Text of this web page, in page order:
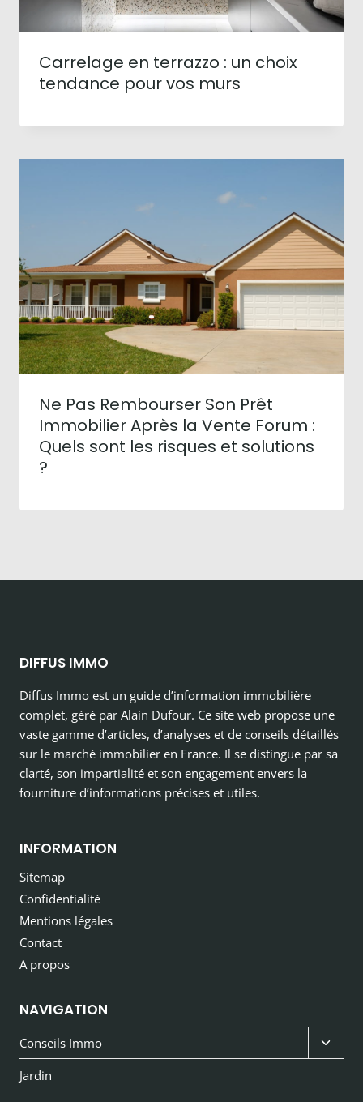
Carrelage en terrazzo : un choix
tendance pour vos murs
Ne Pas Rembourser Son Prêt
Immobilier Après la Vente Forum :
Quels sont les risques et solutions
?
DIFFUS IMMO
Diffus Immo est un guide d’information immobilière
complet, géré par Alain Dufour. Ce site web propose une
vaste gamme d’articles, d’analyses et de conseils détaillés
sur le marché immobilier en France. Il se distingue par sa
clarté, son impartialité et son engagement envers la
fourniture d’informations précises et utiles.
INFORMATION
Sitemap
Confidentialité
Mentions légales
Contact
A propos
NAVIGATION
Conseils Immo
menu
Jardin